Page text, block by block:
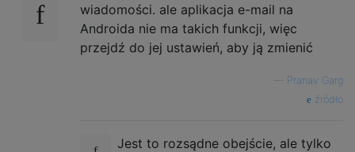
wiadomości. ale aplikacja e-mail na
Androida nie ma takich funkcji, więc
przejdź do jej ustawień, aby ją zmienić
Pranav Garg
źródło
Jest to rozsądne obejście, ale tylko